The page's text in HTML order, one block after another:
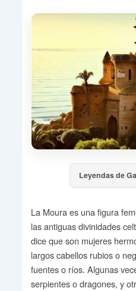
Leyendas de
La Moura es una figura
las antiguas divinidades
dice que son mujeres
largos cabellos rubios o
fuentes o ríos. Algunas
serpientes o dragones, y